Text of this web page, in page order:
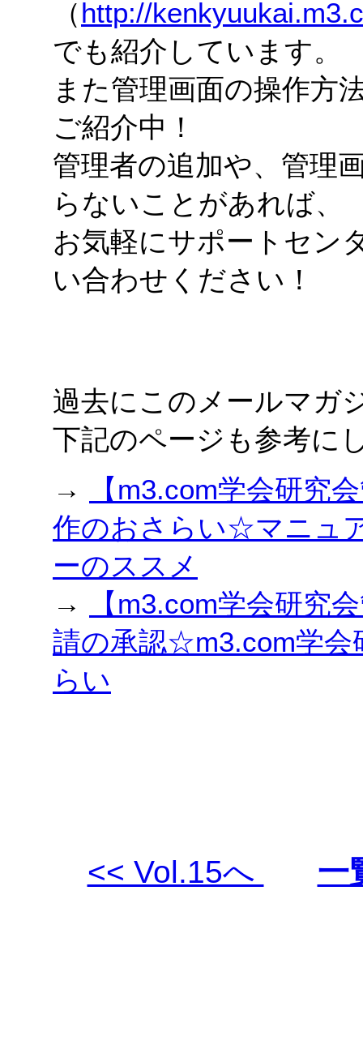
（http://
でも紹介しています。
また管理画面の操作方
ご紹介中！
管理者の追加や、管理
らないことがあれば、
お気軽にサポートセン
い合わせください！
過去にこのメールマガ
下記のページも参考に
→
【m3.com学会研究
作のおさらい☆マニュ
ーのススメ
→
【m3.com学会研究
請の承認☆m3.com学会
らい
<< Vol.15へ 一